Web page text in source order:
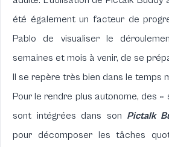
été également un facteur de
Pablo de visualiser le
semaines et mois à venir, de se
Il se repère très bien dans le temps
Pour le rendre plus autonome, des «
sont intégrées dans son Pictalk
pour décomposer les tâches